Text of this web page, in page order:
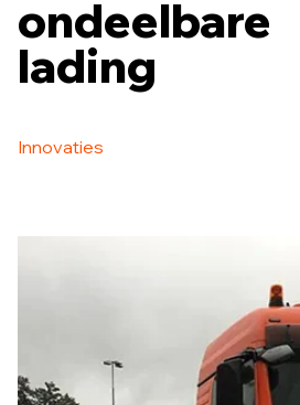
ondeelbare
lading
Innovaties